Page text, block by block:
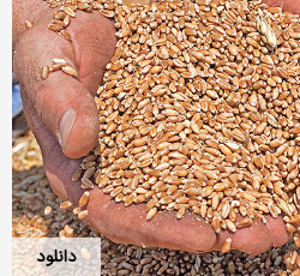
دانلود